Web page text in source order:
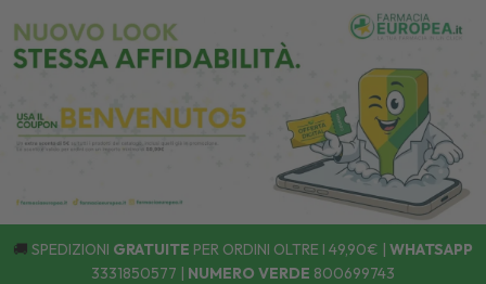
🚚 SPEDIZIONI GRATUITE PER ORDINI OLTRE I 49,90€ | WHATSAPP
3331850577 | NUMERO VERDE 800699743